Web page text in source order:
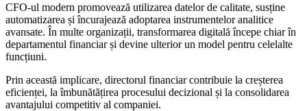
CFO-ul modern promovează utilizarea datelor de calitate, susține
automatizarea și încurajează adoptarea instrumentelor analitice
avansate. În multe organizații, transformarea digitală începe chiar în
departamentul financiar și devine ulterior un model pentru celelalte
funcțiuni.
Prin această implicare, directorul financiar contribuie la creșterea
eficienței, la îmbunătățirea procesului decizional și la consolidarea
avantajului competitiv al companiei.